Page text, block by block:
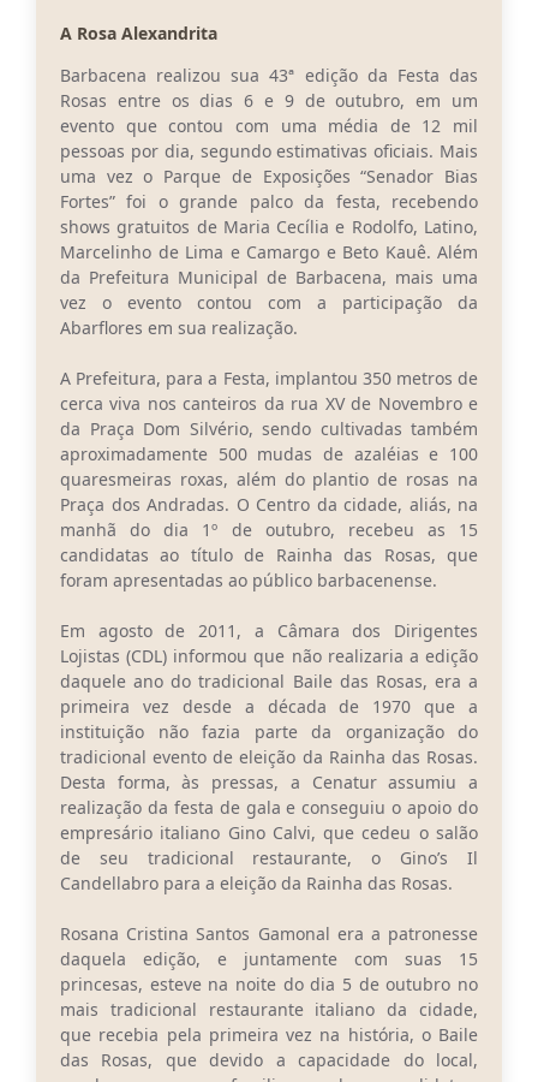
Conta de água (SAS)
Cultura
PNAB 2026 - Ciclo 2
Revistas
Intranet
Plano Diretor e Mobilidade Urbana
3º Jornada Empreendedora BQ
Emprega Barbacena
Plano Municipal de Saneamento Básico
Regularização de bairros
Carta de Serviços
Legislação
Telefones Úteis
Transparência
A Rosa Alexandrita
Barbacena realizou sua 43ª edição da Festa das
Rosas entre os dias 6 e 9 de outubro, em um
evento que contou com uma média de 12 mil
pessoas por dia, segundo estimativas oficiais. Mais
uma vez o Parque de Exposições “Senador Bias
Fortes” foi o grande palco da festa, recebendo
shows gratuitos de Maria Cecília e Rodolfo, Latino,
Marcelinho de Lima e Camargo e Beto Kauê. Além
da Prefeitura Municipal de Barbacena, mais uma
vez o evento contou com a participação da
Abarflores em sua realização.
A Prefeitura, para a Festa, implantou 350 metros de
cerca viva nos canteiros da rua XV de Novembro e
da Praça Dom Silvério, sendo cultivadas também
aproximadamente 500 mudas de azaléias e 100
quaresmeiras roxas, além do plantio de rosas na
Praça dos Andradas. O Centro da cidade, aliás, na
manhã do dia 1º de outubro, recebeu as 15
candidatas ao título de Rainha das Rosas, que
foram apresentadas ao público barbacenense.
Em agosto de 2011, a Câmara dos Dirigentes
Lojistas (CDL) informou que não realizaria a edição
daquele ano do tradicional Baile das Rosas, era a
primeira vez desde a década de 1970 que a
instituição não fazia parte da organização do
tradicional evento de eleição da Rainha das Rosas.
Desta forma, às pressas, a Cenatur assumiu a
realização da festa de gala e conseguiu o apoio do
empresário italiano Gino Calvi, que cedeu o salão
de seu tradicional restaurante, o Gino’s Il
Candellabro para a eleição da Rainha das Rosas.
Rosana Cristina Santos Gamonal era a patronesse
daquela edição, e juntamente com suas 15
princesas, esteve na noite do dia 5 de outubro no
mais tradicional restaurante italiano da cidade,
que recebia pela primeira vez na história, o Baile
das Rosas, que devido a capacidade do local,